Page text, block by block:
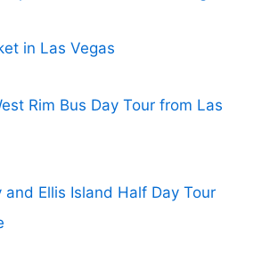
in Las Vegas
Rim Bus Day Tour from Las
Ellis Island Half Day Tour